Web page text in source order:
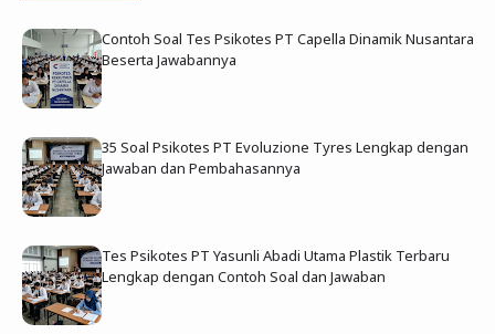
Contoh Soal Tes Psikotes PT Capella Dinamik Nusantara
Beserta Jawabannya
35 Soal Psikotes PT Evoluzione Tyres Lengkap dengan
Jawaban dan Pembahasannya
Tes Psikotes PT Yasunli Abadi Utama Plastik Terbaru
Lengkap dengan Contoh Soal dan Jawaban